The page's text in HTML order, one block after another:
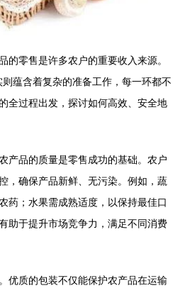
的零售是许多农户的重要收入来源。
则蕴含着复杂的准备工作，每一环都不
全过程出发，探讨如何高效、安全地
产品的质量是零售成功的基础。农户
，确保产品新鲜、无污染。例如，蔬
药；水果需成熟适度，以保持最佳口
助于提升市场竞争力，满足不同消费
优质的包装不仅能保护农产品在运输